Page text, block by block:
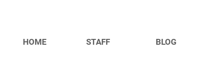
HOME STAFF BLOG